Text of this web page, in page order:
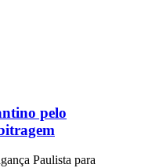
pelo
Paulista para